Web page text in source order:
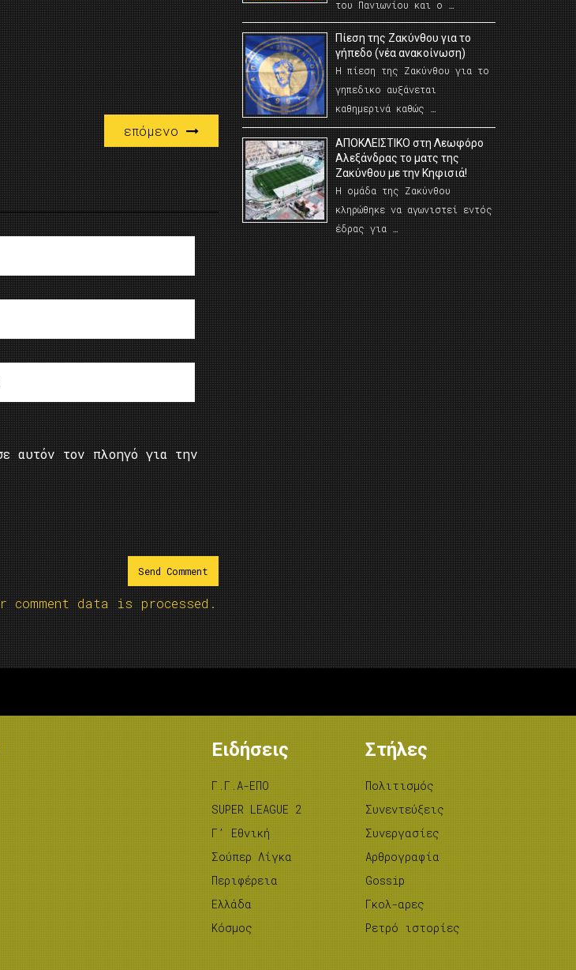
επόμενο
αυτόν τον πλοηγό για την
comment data is processed.
του Πανιωνίου και ο …
Πίεση της Ζακύνθου για το
γήπεδο (νέα ανακοίνωση)
Η πίεση της Ζακύνθου για το
γηπεδικο αυξάνεται
καθημερινά καθώς …
AΠΟΚΛΕΙΣΤΙΚΟ στη Λεωφόρο
Αλεξάνδρας το ματς της
Ζακύνθου με την Κηφισιά!
Η ομάδα της Ζακύνθου
κληρώθηκε να αγωνιστεί εντός
έδρας για …
Ειδήσεις
Γ.Γ.Α-ΕΠΟ
SUPER LEAGUE 2
Γ’ Εθνική
Σούπερ Λίγκα
Περιφέρεια
Ελλάδα
Κόσμος
Στήλες
Πολιτισμός
Συνεντεύξεις
Συνεργασίες
Αρθρογραφία
Gossip
Γκολ-αρες
Ρετρό ιστορίες